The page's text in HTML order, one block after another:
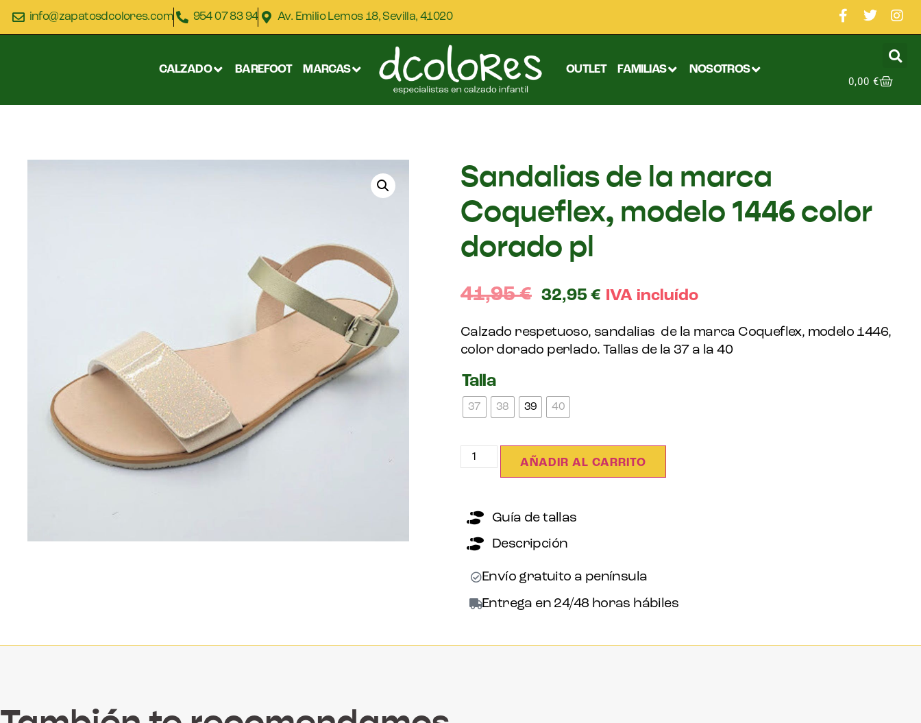
info@zapatosdcolores.com 954 07 83 94 Av. Emilio Lemos 18, Sevilla, 41020
CALZADO BAREFOOT MARCAS OUTLET FAMILIAS NOSOTROS
0,00 €
Sandalias de la marca
Coqueflex, modelo 1446 color
dorado pl
41,95€ 32,95 € IVA incluído
Calzado respetuoso, sandalias de la marca Coqueflex, modelo 1446,
color dorado perlado. Tallas de la 37 a la 40
Talla
37 38 39 40
AÑADIR AL CARRITO
Guía de tallas
Descripción
Envío gratuito a península
Entrega en 24/48 horas hábiles